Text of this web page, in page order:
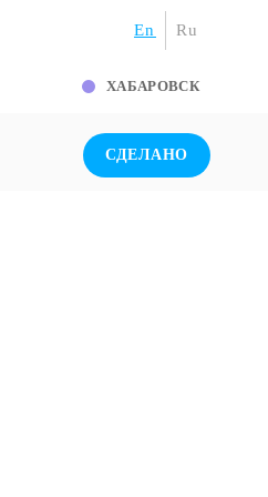
En Ru
ХАБАРОВСК
СДЕЛАНО